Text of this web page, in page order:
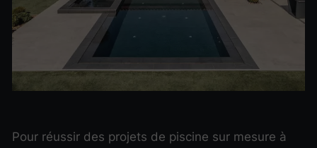
Pour réussir des projets de piscine sur mesure à